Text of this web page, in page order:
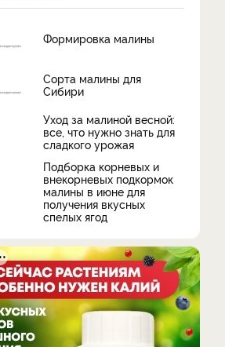
Формировка малины
Сорта малины для
Сибири
Уход за малиной весной:
все, что нужно знать для
сладкого урожая
Подборка корневых и
внекорневых подкормок
малины в июне для
получения вкусных
спелых ягод